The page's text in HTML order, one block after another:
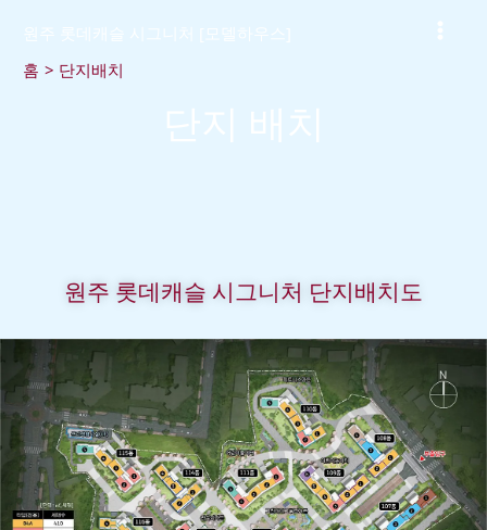
원주 롯데캐슬 시그니처 [모델하우스]
홈
단지배치
단지 배치
원주 롯데캐슬 시그니처 단지배치도